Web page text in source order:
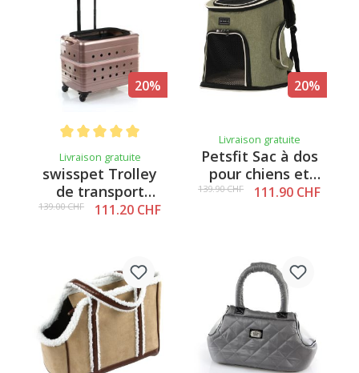
20%
Note moyenne de 5 sur 5 étoiles
Livraison gratuite
swisspet Trolley
de transport
Bellito, vieux rose
139.00 CHF 111.20 CHF
20%
Livraison gratuite
Petsfit Sac à dos
pour chiens et
chats Vanoo
139.90 CHF 111.90 CHF